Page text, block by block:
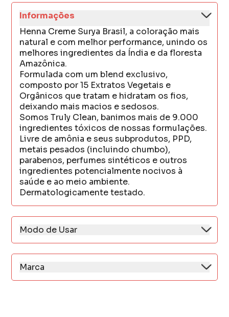
Informações
Henna Creme Surya Brasil, a coloração mais
natural e com melhor performance, unindo os
melhores ingredientes da Índia e da floresta
Amazônica.
Formulada com um blend exclusivo,
composto por 15 Extratos Vegetais e
Orgânicos que tratam e hidratam os fios,
deixando mais macios e sedosos.
Somos Truly Clean, banimos mais de 9.000
ingredientes tóxicos de nossas formulações.
Livre de amônia e seus subprodutos, PPD,
metais pesados (incluindo chumbo),
parabenos, perfumes sintéticos e outros
ingredientes potencialmente nocivos à
saúde e ao meio ambiente.
Dermatologicamente testado.
Modo de Usar
1. Lave os cabelos somente com shampoo.
Não usar condicionador ou shampoos "2 em
1" neste momento
2. Enxágue e retire o excesso de umidade
com uma toalha
Marca
Na Surya Brasil , cuidar de si é uma jornada